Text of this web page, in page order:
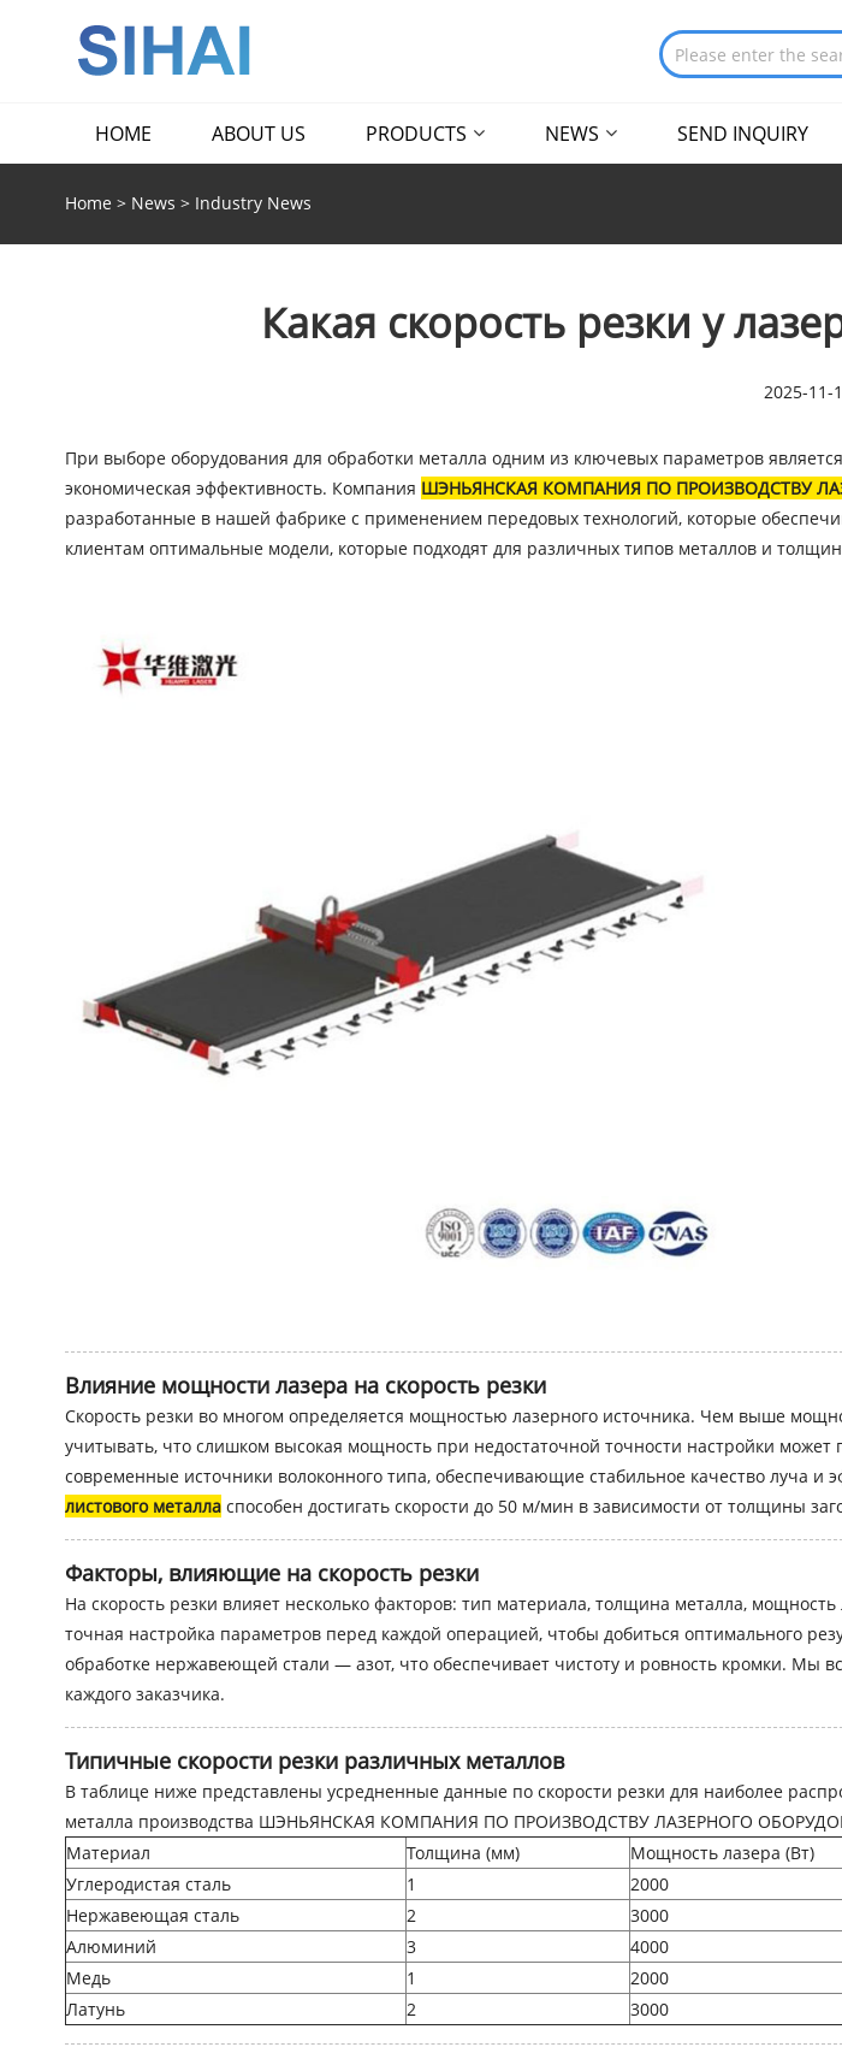
HOME ABOUT US PRODUCTS NEWS SEND INQUIRY
Home > News > Industry News
Какая скорость резки у
2025-11-
При выборе оборудования для обработки металла одним из ключевых параметров
экономическая эффективность. Компания ШЭНЬЯНСКАЯ КОМПАНИЯ ПО ПРОИЗВОДСТВУ
разработанные в нашей фабрике с применением передовых технологий, которые
клиентам оптимальные модели, которые подходят для различных типов металлов и
Влияние мощности лазера на скорость резки
Скорость резки во многом определяется мощностью лазерного источника. Чем выше
учитывать, что слишком высокая мощность при недостаточной точности настройки
современные источники волоконного типа, обеспечивающие стабильное качество луча
листового металласпособен достигать скорости до 50 м/мин в зависимости от толщины
Факторы, влияющие на скорость резки
На скорость резки влияет несколько факторов: тип материала, толщина металла,
точная настройка параметров перед каждой операцией, чтобы добиться оптимального
обработке нержавеющей стали — азот, что обеспечивает чистоту и ровность кромки. Мы
каждого заказчика.
Типичные скорости резки различных металлов
В таблице ниже представлены усредненные данные по скорости резки для наиболее
металла производства ШЭНЬЯНСКАЯ КОМПАНИЯ ПО ПРОИЗВОДСТВУ ЛАЗЕРНОГО
Материал
Толщина (мм) Мощность лазера (Вт)
Углеродистая сталь
1 2000
Нержавеющая сталь
2 3000
Алюминий
3 4000
Медь
1 2000
Латунь
2 3000